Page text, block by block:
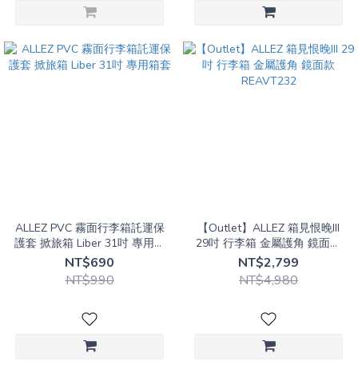
ALLEZ PVC 霧面行李箱託運保
護套 掀旅箱 Liber 31吋 專用箱
套
NT$690
NT$990
【Outlet】ALLEZ 箱見恨晚III
29吋 行李箱 金屬護角 鏡面款
REAVT232
NT$2,799
NT$4,980